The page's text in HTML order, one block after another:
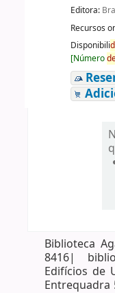
Editora:
Recursos
Disponibili
[Número
Biblioteca
8416|
Edifícios de
Entrequadra